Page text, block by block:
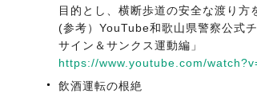
目的とし、横断歩道の安全な渡り方
(参考）YouTube和歌山県警察公式
サイン＆サンクス運動編」
https://www.youtube.com/
飲酒運転の根絶